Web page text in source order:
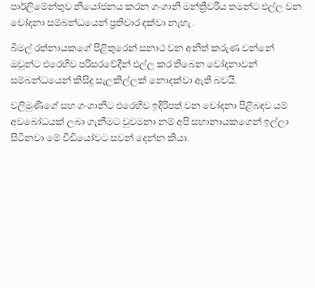
පාර්ලිමේන්තුව නියෝජනය කරන ගංගානි මන්ත්‍රීවරිය තමන්ට එල්ල වන
චෝදනා සම්බන්ධයෙන් ප්‍රතිචාර දක්වා නැහැ .
බිමල් රත්නායකගේ පිළිතුරෙන් සනාථ වන අනිත් කරුණ වන්නේ
ඔවුන්ට එරෙහිව පරිසරවේදීන් එල්ල කර තිබෙන චෝදනාවන්
සම්බන්ධයෙන් කිසිදු සැලකිල්ලක් නොදක්වා ඇති බවයි.
වලිමුණිගේ සහ ගංගානිට එරෙහිව ඉදිරිපත් වන චෝදනා පිළිබඳව යම්
අවබෝධයක් ලබා ගැනීමට වුවමනා නම් අපි සභානායකගෙන් ඉල්ලා
සිටිනවා මේ වීඩියෝවට සවන් දෙන්න කියා.